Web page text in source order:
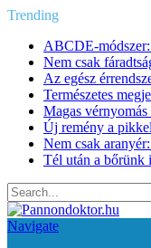
Trending
Nem csak
Az egész
Természetes
Magas
Új remény a
Nem csak
Tél után a bőrünk
Navigate